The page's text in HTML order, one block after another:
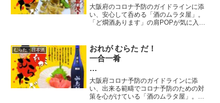
県）
肴 / メゴチの唐揚げ
大阪府のコロナ予防のガイドラインに添
い、安心して呑める「酒のムラタ屋」。
「ど燗酒あります」の肩POPが気に入っ
宵の旅先です。合わす肴は「メゴチの唐
揚げ」。
むらた・日本酒
おれが むらた だ！
一合一肴
十一献目
酒 / 水鳥記 特別純米酒 肴 / 本マ
グロお造り
大阪府コロナ予防のガイドラインに添
い、出来る範疇でコロナ予防のための対
策を心がけている「酒のムラタ屋」。常